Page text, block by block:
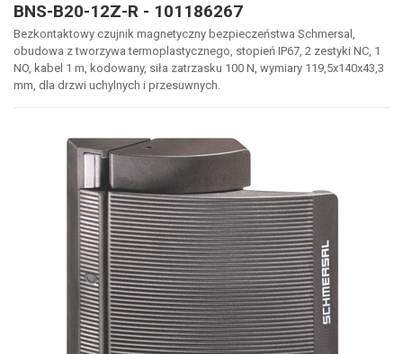
BNS-B20-12Z-R - 101186267
Bezkontaktowy czujnik magnetyczny bezpieczeństwa Schmersal,
obudowa z tworzywa termoplastycznego, stopień IP67, 2 zestyki NC, 1
NO, kabel 1 m, kodowany, siła zatrzasku 100 N, wymiary 119,5x140x43,3
mm, dla drzwi uchylnych i przesuwnych.